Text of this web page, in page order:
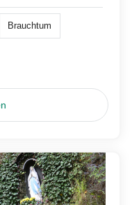
Brauchtum